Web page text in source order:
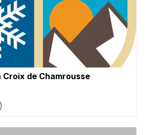
de Chamrousse